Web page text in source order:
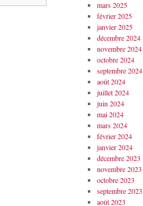
mars 2025
février 2025
janvier 2025
décembre 2024
novembre 2024
octobre 2024
septembre 2024
août 2024
juillet 2024
juin 2024
mai 2024
mars 2024
février 2024
janvier 2024
décembre 2023
novembre 2023
octobre 2023
septembre 2023
août 2023